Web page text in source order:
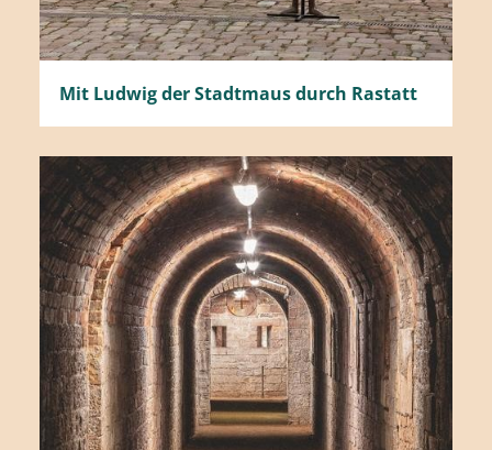
Mit Ludwig der Stadtmaus durch Rastatt